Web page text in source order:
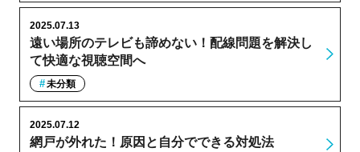
遠い場所のテレビも諦めない！配線問題を解決し
て快適な視聴空間へ
2025.07.13
未分類
網戸が外れた！原因と自分でできる対処法
2025.07.12